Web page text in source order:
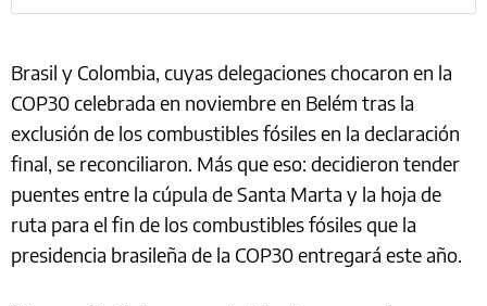
Brasil y Colombia, cuyas delegaciones chocaron en la
COP30 celebrada en noviembre en Belém tras la
exclusión de los combustibles fósiles en la declaración
final, se reconciliaron. Más que eso: decidieron tender
puentes entre la cúpula de Santa Marta y la hoja de
ruta para el fin de los combustibles fósiles que la
presidencia brasileña de la COP30 entregará este año.